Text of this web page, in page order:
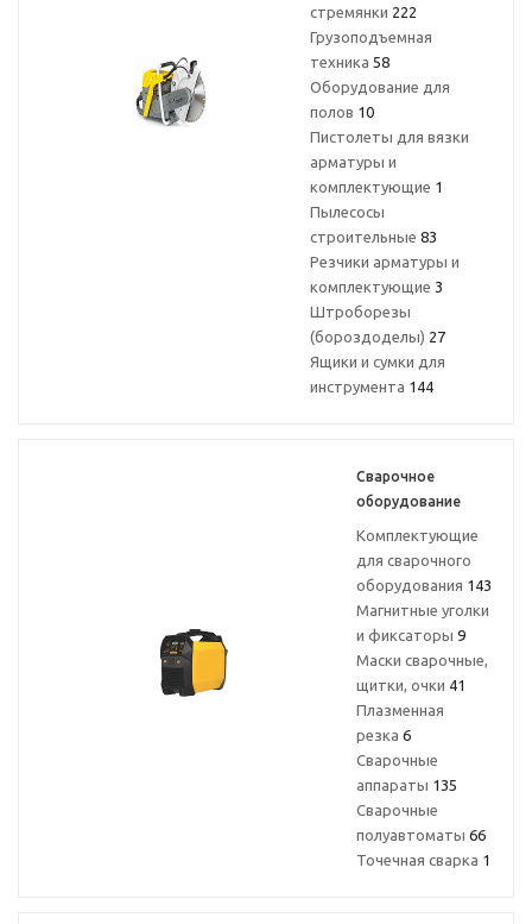
стремянки 222
Грузоподъемная
техника 58
Оборудование для
полов 10
Пистолеты для вязки
арматуры и
комплектующие 1
Пылесосы
строительные 83
Резчики арматуры и
комплектующие 3
Штроборезы
(бороздоделы) 27
Ящики и сумки для
инструмента 144
Сварочное
оборудование
Комплектующие
для сварочного
оборудования 143
Магнитные уголки
и фиксаторы 9
Маски сварочные,
щитки, очки 41
Плазменная
резка 6
Сварочные
аппараты 135
Сварочные
полуавтоматы 66
Точечная сварка 1